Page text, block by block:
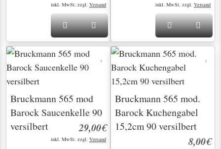
inkl. MwSt. zzgl. Versand inkl. MwSt. zzgl. Versand
Bruckmann 565 mod
Barock Saucenkelle 90
versilbert
29,00€
inkl. MwSt. zzgl. Versand
Bruckmann 565 mod.
Barock Kuchengabel
15,2cm 90 versilbert
8,00€